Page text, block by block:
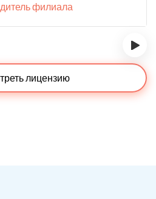
филиала
›
лицензию